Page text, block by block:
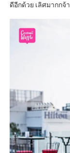
ดีอีกด้วย เลิศมากกจ้า